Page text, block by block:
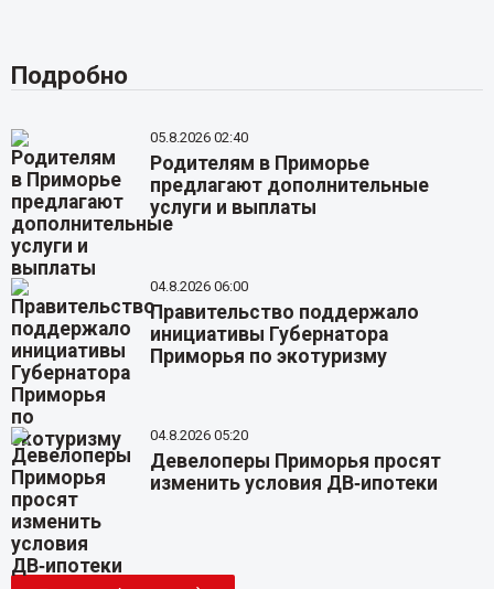
Подробно
05.8.2026 02:40
Родителям в Приморье
предлагают дополнительные
услуги и выплаты
04.8.2026 06:00
Правительство поддержало
инициативы Губернатора
Приморья по экотуризму
04.8.2026 05:20
Девелоперы Приморья просят
изменить условия ДВ‑ипотеки